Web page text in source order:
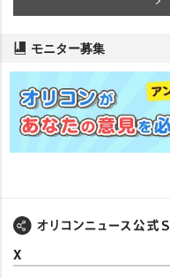
モニター募集
X